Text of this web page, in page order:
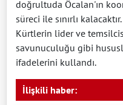
doğrultuda Öcalan'ın
süreci ile sınırlı
Kürtlerin lider ve
savunuculuğu gibi
ifadelerini kullandı.
İlişkili haber: